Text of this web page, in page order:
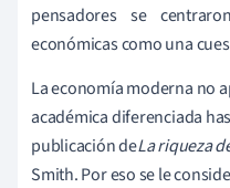
pensadores se
económicas como una
La economía moderna no
académica diferenciada
publicación deLa riqueza
Smith. Por eso se le